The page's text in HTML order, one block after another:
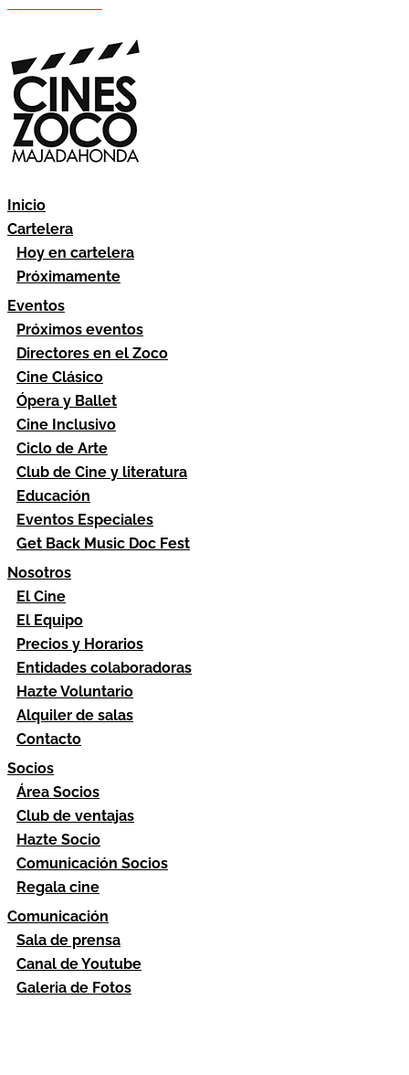
Inicio
Cartelera
Hoy en cartelera
Próximamente
Eventos
Próximos eventos
Directores en el Zoco
Cine Clásico
Ópera y Ballet
Cine Inclusivo
Ciclo de Arte
Club de Cine y literatura
Educación
Eventos Especiales
Get Back Music Doc Fest
Nosotros
El Cine
El Equipo
Precios y Horarios
Entidades colaboradoras
Hazte Voluntario
Alquiler de salas
Contacto
Socios
Área Socios
Club de ventajas
Hazte Socio
Comunicación Socios
Regala cine
Comunicación
Sala de prensa
Canal de Youtube
Galeria de Fotos